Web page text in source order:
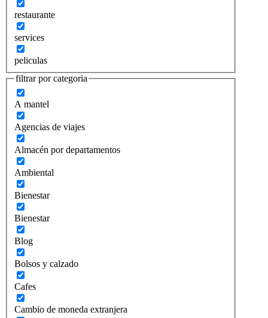
restaurante
services
peliculas
filtrar por categoria
A mantel
Agencias de viajes
Almacén por departamentos
Ambiental
Bienestar
Bienestar
Blog
Bolsos y calzado
Cafes
Cambio de moneda extranjera